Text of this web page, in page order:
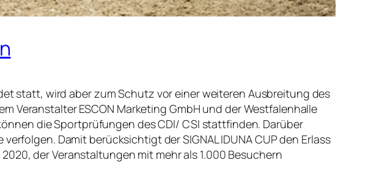
statt, wird aber zum Schutz vor einer weiteren Ausbreitung des
Veranstalter ESCON Marketing GmbH und der Westfalenhalle
die Sportprüfungen des CDI/ CSI stattfinden. Darüber
Damit berücksichtigt der SIGNAL IDUNA CUP den Erlass
der Veranstaltungen mit mehr als 1.000 Besuchern